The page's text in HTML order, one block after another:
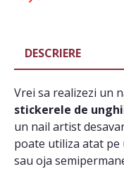
DESCRIERE
Vrei sa realizezi un
stickerele de
un nail artist
poate utiliza atat pe
sau oja